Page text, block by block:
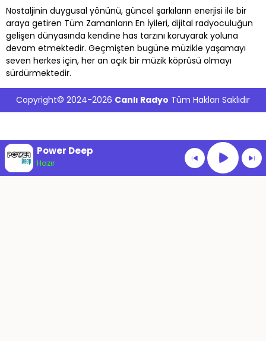
Nostaljinin duygusal yönünü, güncel şarkıların enerjisi ile bir
araya getiren Tüm Zamanların En İyileri, dijital radyoculuğun
gelişen dünyasında kendine has tarzını koruyarak yoluna
devam etmektedir. Geçmişten bugüne müzikle yaşamayı
seven herkes için, her an açık bir müzik köprüsü olmayı
sürdürmektedir.
Copyright© 2024-2026 Canlı Radyo Tüm Hakları Saklıdır